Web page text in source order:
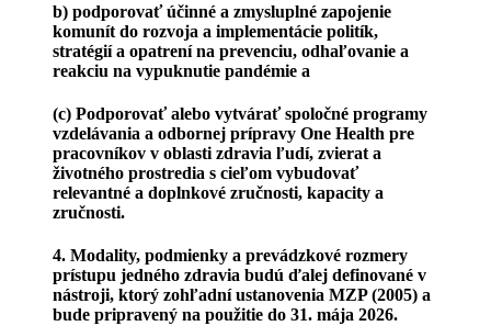
b) podporovať účinné a zmysluplné zapojenie
komunít do rozvoja a implementácie politík,
stratégií a opatrení na prevenciu, odhaľovanie a
reakciu na vypuknutie pandémie a
(c) Podporovať alebo vytvárať spoločné programy
vzdelávania a odbornej prípravy One Health pre
pracovníkov v oblasti zdravia ľudí, zvierat a
životného prostredia s cieľom vybudovať
relevantné a doplnkové zručnosti, kapacity a
zručnosti.
4. Modality, podmienky a prevádzkové rozmery
prístupu jedného zdravia budú ďalej definované v
nástroji, ktorý zohľadní ustanovenia MZP (2005) a
bude pripravený na použitie do 31. mája 2026.